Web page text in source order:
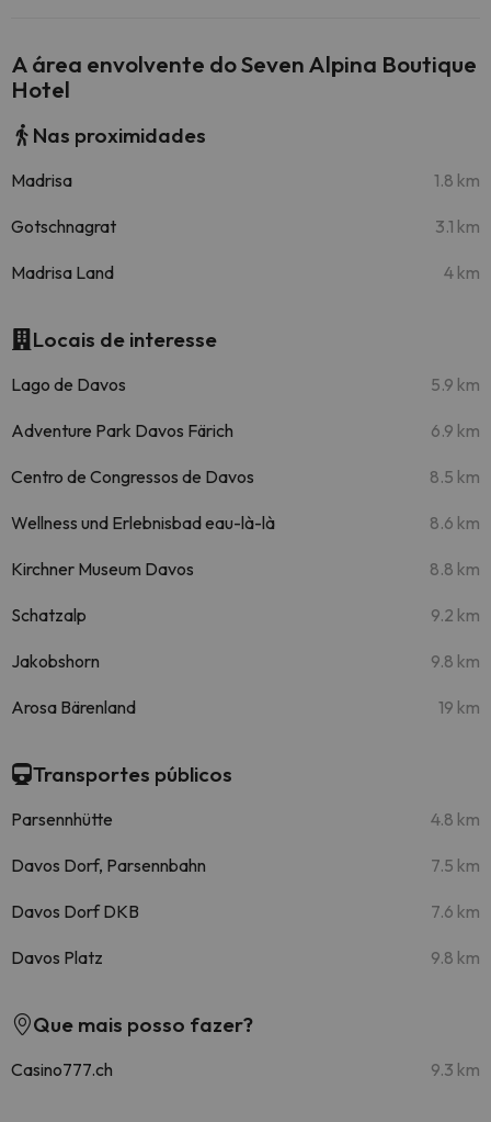
A área envolvente do Seven Alpina Boutique
Hotel
Nas proximidades
Madrisa 1.8 km
Gotschnagrat 3.1 km
Madrisa Land 4 km
Locais de interesse
Lago de Davos 5.9 km
Adventure Park Davos Färich 6.9 km
Centro de Congressos de Davos 8.5 km
Wellness und Erlebnisbad eau-là-là 8.6 km
Kirchner Museum Davos 8.8 km
Schatzalp 9.2 km
Jakobshorn 9.8 km
Arosa Bärenland 19 km
Transportes públicos
Parsennhütte 4.8 km
Davos Dorf, Parsennbahn 7.5 km
Davos Dorf DKB 7.6 km
Davos Platz 9.8 km
Que mais posso fazer?
Casino777.ch 9.3 km